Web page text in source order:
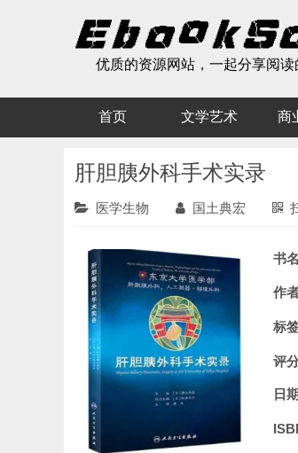
优质的资源网站，一起分享阅读
首页 文学艺术 商
肝胆胰外科手术实录
医学生物 国土典宏
书
作
标
评
日